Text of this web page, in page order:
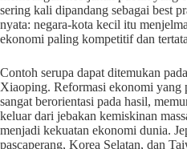
sering kali dipandang sebagai best
nyata: negara-kota kecil itu
ekonomi paling kompetitif dan
Contoh serupa dapat ditemukan
Xiaoping. Reformasi ekonomi yang
sangat berorientasi pada hasil,
keluar dari jebakan kemiskinan
menjadi kekuatan ekonomi dunia.
pascaperang, Korea Selatan, dan